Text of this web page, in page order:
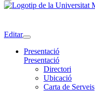
Editar
Presentació
Presentació
Directori
Ubicació
Carta de Serveis